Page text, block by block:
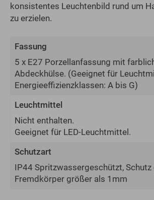
konsistentes Leuchtenbild rund um
zu erzielen.
Fassung
5 x E27 Porzellanfassung mit
Abdeckhülse. (Geeignet für
Energie­effizienz­klassen: A bis G)
Leuchtmittel
Nicht enthalten.
Geeignet für LED-Leuchtmittel.
Schutzart
IP44 Spritzwassergeschützt, Schutz
Fremdkörper größer als 1mm